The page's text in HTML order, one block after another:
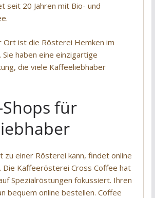
seit 20 Jahren mit Bio- und
Ort ist die Rösterei Hemken im
haben eine einzigartige
die viele Kaffeeliebhaber
für
zu einer Rösterei kann, findet online
Die Kaffeerösterei Cross Coffee hat
Spezialröstungen fokussiert. Ihren
bequem online bestellen. Coffee